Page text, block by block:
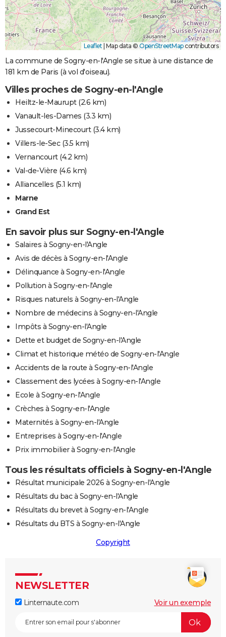
Leaflet Map data ©OpenStreetMapcontributors
La commune de Sogny-en-l'Angle se situe à une distance de
181 km de Paris (à vol d'oiseau).
Villes proches de Sogny-en-l'Angle
Heiltz-le-Maurupt(2.6 km)
Vanault-les-Dames (3.3 km)
Jussecourt-Minecourt(3.4 km)
Villers-le-Sec(3.5 km)
Vernancourt(4.2 km)
Val-de-Vière (4.6 km)
Alliancelles (5.1 km)
Marne
Grand Est
En savoir plus sur Sogny-en-l'Angle
Salaires à Sogny-en-l'Angle
Avis de décès à Sogny-en-l'Angle
Délinquance à Sogny-en-l'Angle
Pollution à Sogny-en-l'Angle
Risques naturels à Sogny-en-l'Angle
Nombre de médecins à Sogny-en-l'Angle
Impôts à Sogny-en-l'Angle
Dette et budget de Sogny-en-l'Angle
Climat et historique météo de Sogny-en-l'Angle
Accidents de la route à Sogny-en-l'Angle
Classement des lycées à Sogny-en-l'Angle
Ecole à Sogny-en-l'Angle
Crèches à Sogny-en-l'Angle
Maternités à Sogny-en-l'Angle
Entreprises à Sogny-en-l'Angle
Prix immobilier à Sogny-en-l'Angle
Tous les résultats officiels à Sogny-en-l'Angle
Résultat municipale 2026 à Sogny-en-l'Angle
Résultats du bac à Sogny-en-l'Angle
Résultats du brevet à Sogny-en-l'Angle
Résultats du BTS à Sogny-en-l'Angle
Copyright
NEWSLETTER
Linternaute.com Voir un exemple